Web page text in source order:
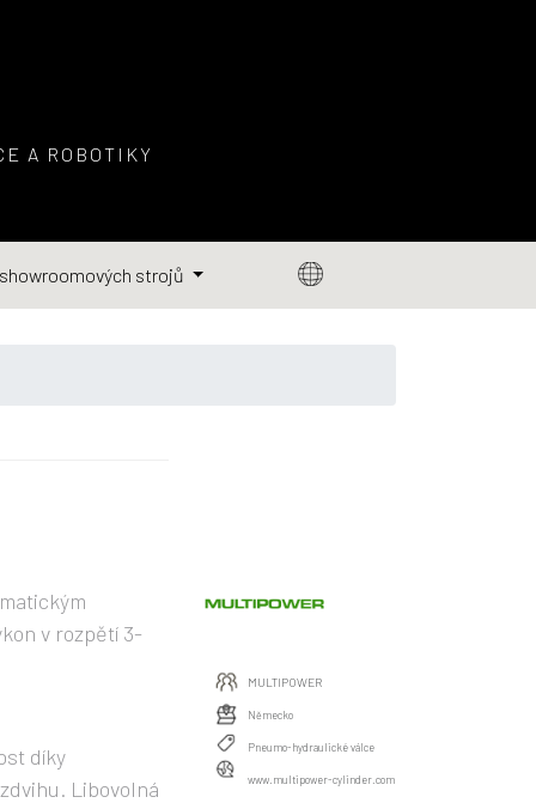
A ROBOTIKY
strojů
v rozpětí 3-
díky
Libovolná
MULTIPOWER
Německo
Pneumo-hydraulické válce
www.multipower-cylinder.com